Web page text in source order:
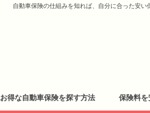
自動車保険の仕組みを知れば、自分に合った安
お得な自動車保険を探す方法 保険料